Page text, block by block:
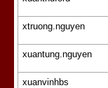
xtruong.nguyen
xuantung.nguyen
xuanvinhbs